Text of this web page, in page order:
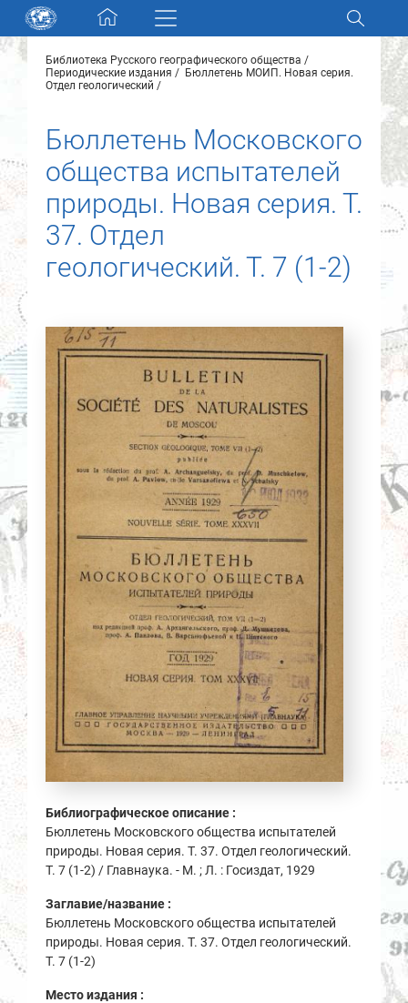
Skip navigation
Разделы и коллекции
Новости
О нас
Контакты
Партнеры
Библиотека Русского географического общества
Периодические издания
Бюллетень МОИП. Новая серия.
Отдел геологический
Бюллетень Московского
общества испытателей
природы. Новая серия. Т.
37. Отдел
геологический. Т. 7 (1-2)
Библиографическое описание :
Бюллетень Московского общества испытателей
природы. Новая серия. Т. 37. Отдел геологический.
Т. 7 (1-2) / Главнаука. - М. ; Л. : Госиздат, 1929
Заглавие/название :
Бюллетень Московского общества испытателей
природы. Новая серия. Т. 37. Отдел геологический.
Т. 7 (1-2)
Место издания :